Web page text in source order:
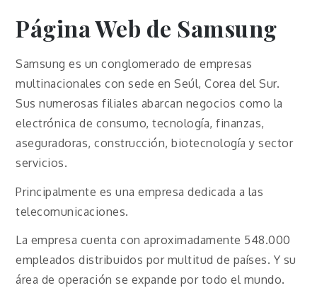
Página Web de Samsung
Samsung es un conglomerado de empresas
multinacionales con sede en Seúl, Corea del Sur.
Sus numerosas filiales abarcan negocios como la
electrónica de consumo, tecnología, finanzas,
aseguradoras, construcción, biotecnología y sector
servicios.
Principalmente es una empresa dedicada a las
telecomunicaciones.
La empresa cuenta con aproximadamente 548.000
empleados distribuidos por multitud de países. Y su
área de operación se expande por todo el mundo.